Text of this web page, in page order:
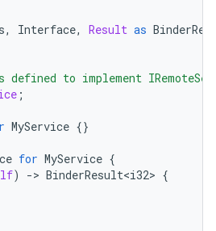
, Interface, Result as
to implement
;
MyService {}
for MyService {
) -> BinderResult<i32> {